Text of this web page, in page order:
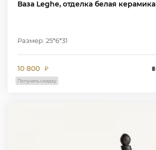
Ваза Leghe, отделка белая керамика
Размер: 25*6*31
10 800 ₽
Получить скидку